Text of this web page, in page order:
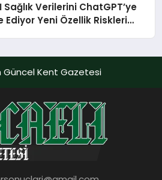
Sağlık Verilerini ChatGPT’ye
Ediyor Yeni Özellik Riskleri
Güncel Kent Gazetesi